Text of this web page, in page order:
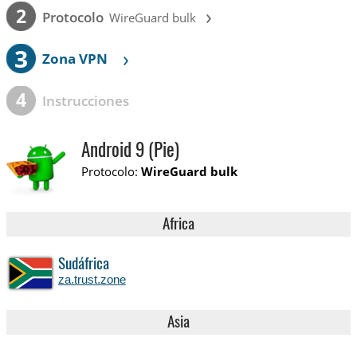
2 Protocolo WireGuard bulk ›
3 Zona VPN ›
4 Instrucciones
Android 9 (Pie)
Protocolo:WireGuard bulk
Africa
Sudáfrica
za.trust.zone
Asia